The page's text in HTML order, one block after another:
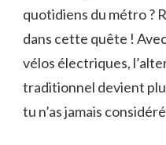
quotidiens du métro ?
dans cette quête !
vélos électriques,
traditionnel devient
tu n’as jamais